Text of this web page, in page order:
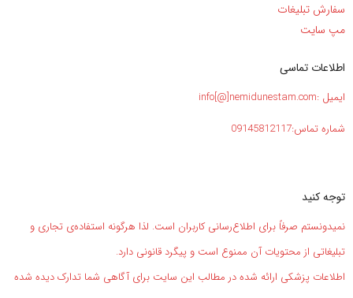
سفارش تبلیغات
مپ سایت
اطلاعات تماسی
ایمیل :info[@]nemidunestam.com
شماره تماس:09145812117
توجه کنید
نمیدونستم صرفاً برای اطلاع‌رسانی کاربران است. لذا هرگونه استفاده‌ی تجاری و
تبلیغاتی از محتویات آن ممنوع است و پیگرد قانونی دارد.
اطلاعات پزشکی ارائه شده در مطالب این سایت برای آگاهی شما تدارک دیده شده